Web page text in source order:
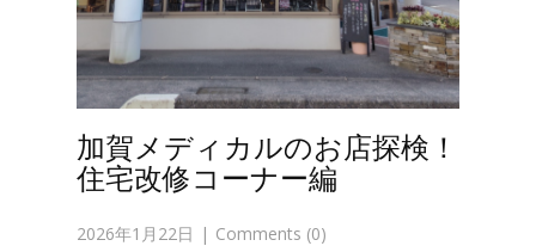
加賀メディカルのお店探検！
住宅改修コーナー編
2026年1月22日 Comments (0)